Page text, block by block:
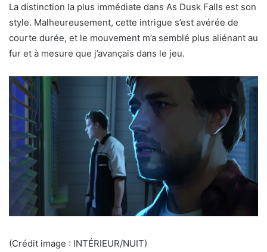
La distinction la plus immédiate dans As Dusk Falls est son
style. Malheureusement, cette intrigue s’est avérée de
courte durée, et le mouvement m’a semblé plus aliénant au
fur et à mesure que j’avançais dans le jeu.
(Crédit image : INTÉRIEUR/NUIT)